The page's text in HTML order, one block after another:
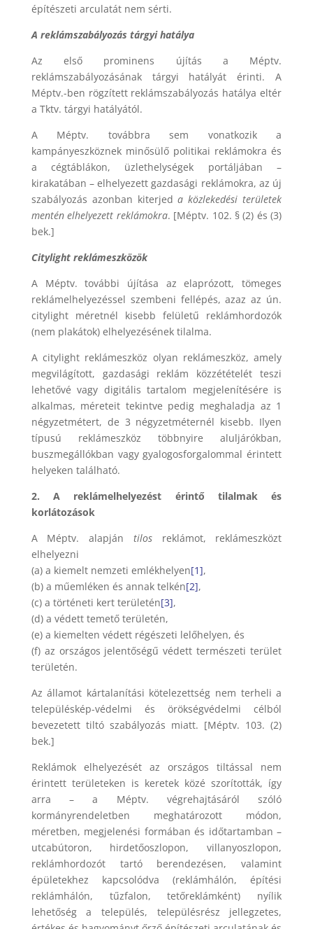
építészeti arculatát nem sérti.
A reklámszabályozás tárgyi hatálya
Az első prominens újítás a Méptv.
reklámszabályozásának tárgyi hatályát érinti. A
Méptv.-ben rögzített reklámszabályozás hatálya eltér
a Tktv. tárgyi hatályától.
A Méptv. továbbra sem vonatkozik a
kampányeszköznek minősülő politikai reklámokra és
a cégtáblákon, üzlethelységek portáljában –
kirakatában – elhelyezett gazdasági reklámokra, az új
szabályozás azonban kiterjeda közlekedési területek
mentén elhelyezett reklámokra. [Méptv. 102. § (2) és (3)
bek.]
Citylight reklámeszközök
A Méptv. további újítása az elaprózott, tömeges
reklámelhelyezéssel szembeni fellépés, azaz az ún.
citylight méretnél kisebb felületű reklámhordozók
(nem plakátok) elhelyezésének tilalma.
A citylight reklámeszköz olyan reklámeszköz, amely
megvilágított, gazdasági reklám közzétételét teszi
lehetővé vagy digitális tartalom megjelenítésére is
alkalmas, méreteit tekintve pedig meghaladja az 1
négyzetmétert, de 3 négyzetméternél kisebb. Ilyen
típusú reklámeszköz többnyire aluljárókban,
buszmegállókban vagy gyalogosforgalommal érintett
helyeken található.
2. A reklámelhelyezést érintő tilalmak és
korlátozások
A Méptv. alapján tilosreklámot, reklámeszközt
elhelyezni
(a) a kiemelt nemzeti emlékhelyen[1],
(b) a műemléken és annak telkén[2],
(c) a történeti kert területén[3],
(d) a védett temető területén,
(e) a kiemelten védett régészeti lelőhelyen, és
(f) az országos jelentőségű védett természeti terület
területén.
Az államot kártalanítási kötelezettség nem terheli a
településkép-védelmi és örökségvédelmi célból
bevezetett tiltó szabályozás miatt. [Méptv. 103. (2)
bek.]
Reklámok elhelyezését az országos tiltással nem
érintett területeken is keretek közé szorították, így
arra – a Méptv. végrehajtásáról szóló
kormányrendeletben meghatározott módon,
méretben, megjelenési formában és időtartamban –
utcabútoron, hirdetőoszlopon, villanyoszlopon,
reklámhordozót tartó berendezésen, valamint
épületekhez kapcsolódva (reklámhálón, építési
reklámhálón, tűzfalon, tetőreklámként) nyílik
lehetőség a település, településrész jellegzetes,